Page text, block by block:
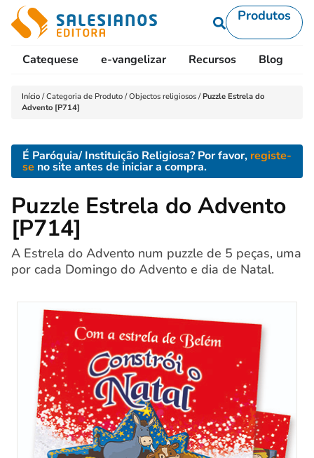
Produtos
Catequese e-vangelizar Recursos Blog
Início /Categoria de Produto /Objectos religiosos /Puzzle Estrela do
Advento [P714]
É Paróquia/ Instituição Religiosa? Por favor, registe-
se no site antes de iniciar a compra.
Puzzle Estrela do Advento
[P714]
A Estrela do Advento num puzzle de 5 peças, uma
por cada Domingo do Advento e dia de Natal.